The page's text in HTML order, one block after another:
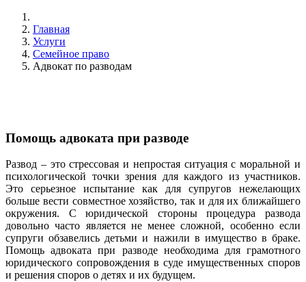
Главная
Услуги
Семейное право
Адвокат по разводам
Помощь адвоката при разводе
Развод – это стрессовая и непростая ситуация с моральной и
психологической точки зрения для каждого из участников.
Это серьезное испытание как для супругов нежелающих
больше вести совместное хозяйство, так и для их ближайшего
окружения. С юридической стороны процедура развода
довольно часто является не менее сложной, особенно если
супруги обзавелись детьми и нажили в имущество в браке.
Помощь адвоката при разводе необходима для грамотного
юридического сопровождения в суде имущественных споров
и решения споров о детях и их будущем.